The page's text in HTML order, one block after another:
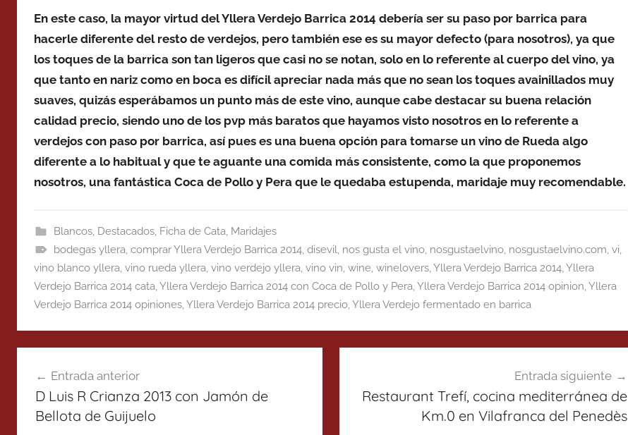
En este caso, la mayor virtud del Yllera Verdejo Barrica 2014 debería ser su paso por barrica para
hacerle diferente del resto de verdejos, pero también ese es su mayor defecto (para nosotros), ya que
los toques de la barrica son tan ligeros que casi no se notan, solo en lo referente al cuerpo del vino, ya
que tanto en nariz como en boca es difícil apreciar nada más que no sean los toques avainillados muy
suaves, quizás esperábamos un punto más de este vino, aunque cabe destacar su buena relación
calidad precio, siendo uno de los pvp más baratos que hayamos visto nosotros en lo referente a
verdejos con paso por barrica, así pues es una buena opción para tomarse un vino de Rueda algo
diferente a lo habitual y que te aguante una comida más consistente, como la que proponemos
nosotros, una fantástica Coca de Pollo y Pera que le quedaba estupenda, maridaje muy recomendable.
Blancos, Destacados, Ficha de Cata, Maridajes
bodegas yllera, comprar Yllera Verdejo Barrica 2014, disevil, nos gusta el vino, nosgustaelvino, nosgustaelvino.com, vi,
vino blanco yllera, vino rueda yllera, vino verdejo yllera, vino vin, wine, winelovers,Yllera Verdejo Barrica 2014,Yllera
Verdejo Barrica 2014 cata,Yllera Verdejo Barrica 2014 con Coca de Pollo y Pera,Yllera Verdejo Barrica 2014 opinion,Yllera
Verdejo Barrica 2014 opiniones,Yllera Verdejo Barrica 2014 precio,Yllera Verdejo fermentado en barrica
de
entradas
Entrada anterior
D Luis R Crianza 2013 con Jamón de
Bellota de Guijuelo
Entrada siguiente
Restaurant Trefí, cocina mediterránea de
Km.0 en Vilafranca del Penedès